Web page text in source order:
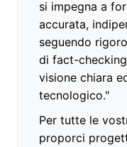
si impegna a
accurata,
seguendo
di fact-
visione chiara
tecnologico."
Per tutte le
proporci